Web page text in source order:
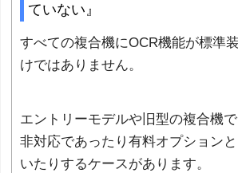
ていない』
すべての複合機にOCR機能が標準
けではありません。
エントリーモデルや旧型の複合機
非対応であったり有料オプション
いたりするケースがあります。